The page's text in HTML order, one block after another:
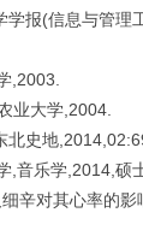
学报(信息与管理
,2003.
业大学,2004.
北史地
,音乐学,2014,硕
辛对其心率的